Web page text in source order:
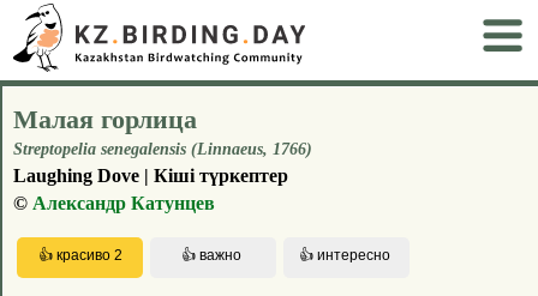
Малая горлица
Streptopelia senegalensis (Linnaeus, 1766)
Laughing Dove | Кіші түркептер
© Александр Катунцев